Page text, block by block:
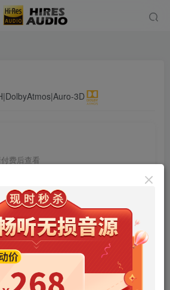
3D
费后查看
9.9 ￥99
永久会员免费
立即购买
未登录！建议登陆后购买，可保存购买订单